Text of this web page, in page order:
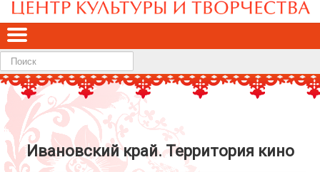
Найти
Ивановский край. Территория кино